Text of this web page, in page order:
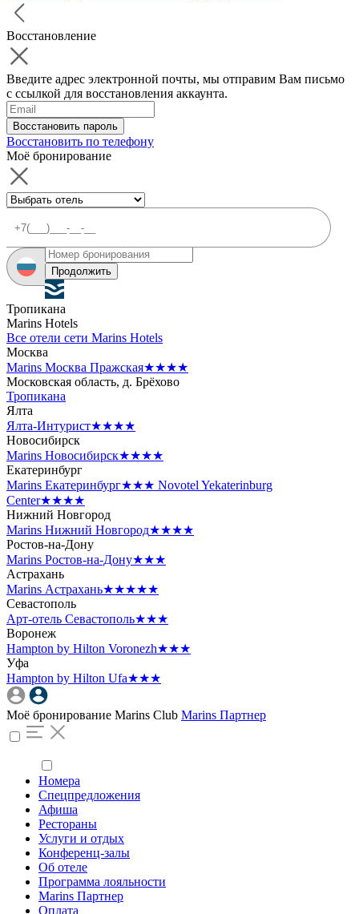
Восстановление
Введите адрес электронной почты, мы отправим Вам письмо
с ссылкой для восстановления аккаунта.
Восстановить пароль
Восстановить по телефону
Моё бронирование
Продолжить
Тропикана
Marins Hotels
Все отели сети Marins Hotels
Москва
Marins Москва Пражская★★★★
Московская область, д. Брёхово
Тропикана
Ялта
Ялта-Интурист★★★★
Новосибирск
Marins Новосибирск★★★★
Екатеринбург
Marins Екатеринбург★★★ Novotel Yekaterinburg
Center★★★★
Нижний Новгород
Marins Нижний Новгород★★★★
Ростов-на-Дону
Marins Ростов-на-Дону★★★
Астрахань
Marins Астрахань★★★★★
Севастополь
Арт-отель Севастополь★★★
Воронеж
Hampton by Hilton Voronezh★★★
Уфа
Hampton by Hilton Ufa★★★
Моё бронирование Marins Club Marins Партнер
Номера
Спецпредложения
Афиша
Рестораны
Услуги и отдых
Конференц-залы
Об отеле
Программа лояльности
Marins Партнер
Оплата